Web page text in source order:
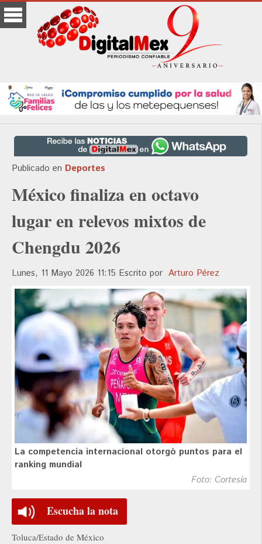
Publicado en Deportes
México finaliza en octavo
lugar en relevos mixtos de
Chengdu 2026
Lunes, 11 Mayo 2026 11:15 Escrito por Arturo Pérez
La competencia internacional otorgó puntos para el
ranking mundial
Foto: Cortesía
Escucha la nota
Toluca/Estado de México